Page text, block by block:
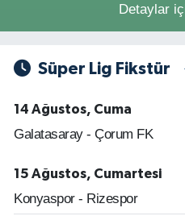
Detaylar
Süper Lig Fikstür
14 Ağustos, Cuma
Galatasaray - Çorum FK
15 Ağustos, Cumartesi
Konyaspor - Rizespor